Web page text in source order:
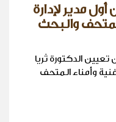
مدير لإدارة
والبحث
الدكتورة ثريا
وأمناء المتحف